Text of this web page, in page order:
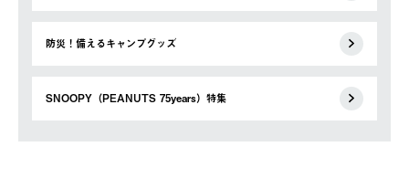
防災！備えるキャンプグッズ
SNOOPY（PEANUTS 75years）特集